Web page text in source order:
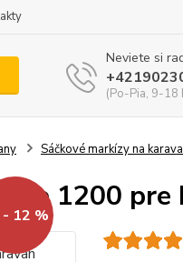
Neviete si
(Po-Pia, 9-18
Sáčkové markízy na
1200 pre
12 %